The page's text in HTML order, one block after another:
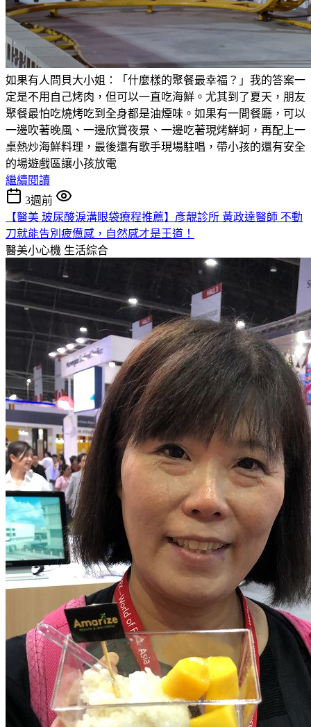
如果有人問貝大小姐：「什麼樣的聚餐最幸福？」我的答案一
定是不用自己烤肉，但可以一直吃海鮮。尤其到了夏天，朋友
聚餐最怕吃燒烤吃到全身都是油煙味。如果有一間餐廳，可以
一邊吹著晚風、一邊欣賞夜景、一邊吃著現烤鮮蚵，再配上一
桌熱炒海鮮料理，最後還有歌手現場駐唱，帶小孩的還有安全
的場遊戲區讓小孩放電
繼續閱讀
3週前
【醫美 玻尿酸淚溝眼袋療程推薦】彥靚診所 黃政達醫師 不動
刀就能告別疲憊感，自然感才是王道！
醫美小心機 生活綜合